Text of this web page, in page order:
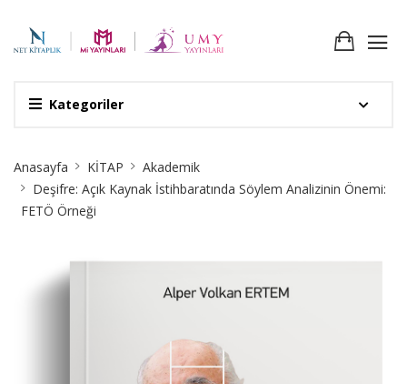
Kategoriler
Breadcrumb
Anasayfa KİTAP
Akademik
Deşifre: Açık Kaynak İstihbaratında Söylem Analizinin Önemi:
FETÖ Örneği